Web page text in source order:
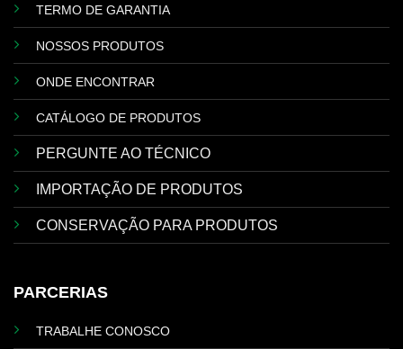
TERMO DE GARANTIA
NOSSOS PRODUTOS
ONDE ENCONTRAR
CATÁLOGO DE PRODUTOS
PERGUNTE AO TÉCNICO
IMPORTAÇÃO DE PRODUTOS
CONSERVAÇÃO PARA PRODUTOS
PARCERIAS
TRABALHE CONOSCO